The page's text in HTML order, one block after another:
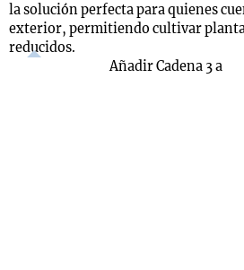
la solución perfecta para quienes
exterior, permitiendo cultivar
reducidos.
Añadir Cadena 3 a